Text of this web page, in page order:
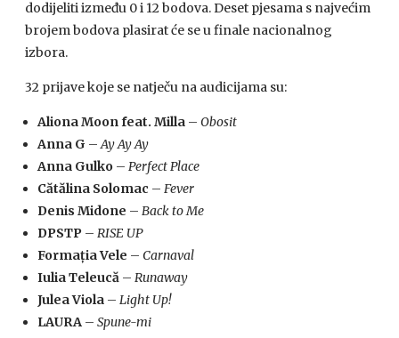
dodijeliti između 0 i 12 bodova. Deset pjesama s najvećim
brojem bodova plasirat će se u finale nacionalnog
izbora.
32 prijave koje se natječu na audicijama su:
Aliona Moon feat. Milla – Obosit
Anna G – Ay Ay Ay
Anna Gulko – Perfect Place
Cătălina Solomac – Fever
Denis Midone – Back to Me
DPSTP – RISE UP
FormațiaVele – Carnaval
Iulia Teleucă – Runaway
Julea Viola – Light Up!
LAURA – Spune-mi